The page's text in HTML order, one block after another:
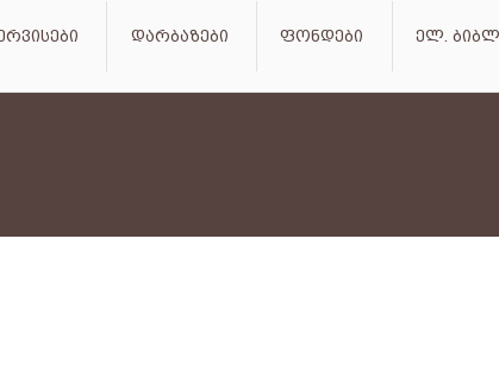
დარბაზები ფონდები ელ.